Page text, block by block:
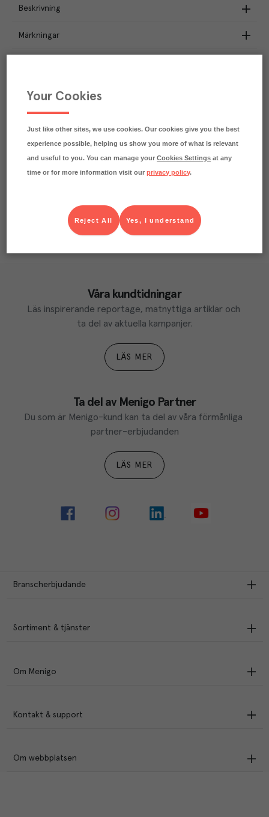
Beskrivning
Märkningar
Klimatavtryck
utsläppen av 0.8 kg koldioxid.
Läs mer om hur vi beräknar klimatavtryck
Våra kundtidningar
Läs inspirerande reportage, matnyttiga artiklar och
ta del av aktuella kampanjer.
LÄS MER
Ta del av Menigo Partner
Du som är Menigo-kund kan ta del av våra förmånliga
partner-erbjudanden
LÄS MER
Branscherbjudande
Sortiment & tjänster
Om Menigo
Kontakt & support
Om webbplatsen
Your Cookies
Just like other sites, we use cookies. Our cookies give you the best
experience possible, helping us show you more of what is relevant
and useful to you. You can manage yourCookies Settings at any
time or for more information visit ourprivacy policy.
Yes, I understand
Reject All